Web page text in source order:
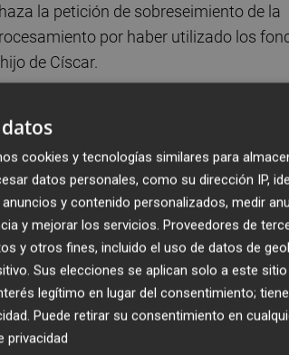
la petición de sobreseimiento de la
por haber utilizado los
de Císcar.
(condenado doblemente por el desvío
de nombre artístico 'Rablaci'.
de Císcar por su actuación
o el pago con fondos públicos del
a Ciscar el haber hecho un uso
uso de los medios personales y
con cargo a los fondos del IVAM a
cookies y tecnologías similares para
datos personales, como su dirección IP,
y contenido personalizados, medir
y mejorar los servicios. Proveedores de
y otros fines, incluido el uso de datos de
Sus elecciones se aplican solo a este
legítimo en lugar del consentimiento;
. Puede retirar su consentimiento en
privacidad